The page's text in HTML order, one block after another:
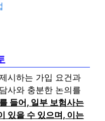
시하는 가입 요건과
사와 충분한 논의를
들어, 일부 보험사는
있을 수 있으며, 이는